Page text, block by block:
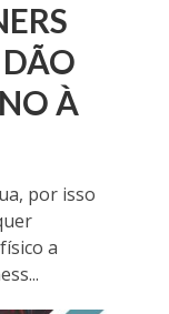
À
por isso
a